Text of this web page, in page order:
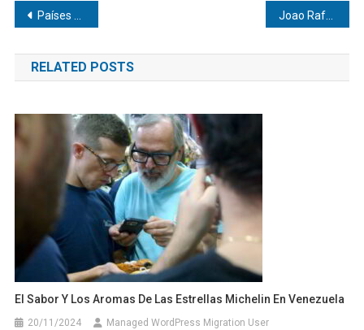
Navegación
de
entradas
Países del Mercosur coordinan «acciones conjuntas» para apoyar a Venezuela Joao Rafael Silva Robertson: Cómo los deportes extremos modernos combinan tecnología y preparación mental
RELATED POSTS
El Sabor Y Los Aromas De Las Estrellas Michelin En Venezuela
20/11/2024 Managed WordPress Migration User